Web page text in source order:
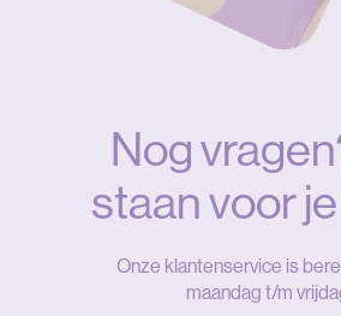
Nog
staan voor
Onze klantenservice is
maandag t/m